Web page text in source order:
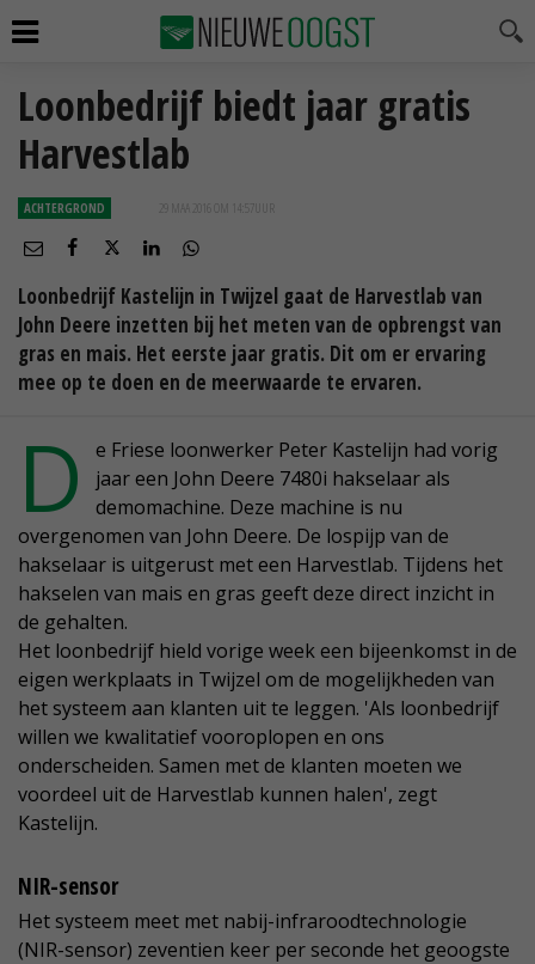
Loonbedrijf biedt jaar gratis
Harvestlab
ACHTERGROND 29 MAA 2016 OM 14:57
Loonbedrijf Kastelijn in Twijzel gaat de Harvestlab van
John Deere inzetten bij het meten van de opbrengst van
gras en mais. Het eerste jaar gratis. Dit om er ervaring
mee op te doen en de meerwaarde te ervaren.
D
e Friese loonwerker Peter Kastelijn had vorig
jaar een John Deere 7480i hakselaar als
demomachine. Deze machine is nu
overgenomen van John Deere. De lospijp van de
hakselaar is uitgerust met een Harvestlab. Tijdens het
hakselen van mais en gras geeft deze direct inzicht in
de gehalten.
Het loonbedrijf hield vorige week een bijeenkomst in de
eigen werkplaats in Twijzel om de mogelijkheden van
het systeem aan klanten uit te leggen. 'Als loonbedrijf
willen we kwalitatief vooroplopen en ons
onderscheiden. Samen met de klanten moeten we
voordeel uit de Harvestlab kunnen halen', zegt
Kastelijn.
NIR-sensor
Het systeem meet met nabij-infraroodtechnologie
(NIR-sensor) zeventien keer per seconde het geoogste